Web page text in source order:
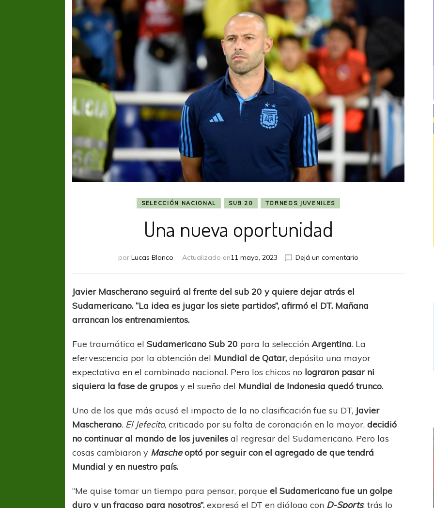
SELECCIÓN NACIONAL SUB 20 TORNEOS JUVENILES
Una nueva oportunidad
por Lucas Blanco Actualizado en11 mayo, 2023 Dejá un comentario
Javier Mascherano seguirá al frente del sub 20 y quiere dejar atrás el
Sudamericano. “La idea es jugar los siete partidos”, afirmó el DT. Mañana
arrancan los entrenamientos.
Fue traumático elSudamericano Sub 20 para la selecciónArgentina. La
efervescencia por la obtención del Mundial de Qatar, depósito una mayor
expectativa en el combinado nacional. Pero los chicos no lograron pasar ni
siquiera la fase de grupos y el sueño del Mundial de Indonesia quedó trunco.
Uno de los que más acusó el impacto de la no clasificación fue su DT, Javier
Mascherano. El Jefecito, criticado por su falta de coronación en la mayor,decidió
no continuar al mando de los juveniles al regresar del Sudamericano. Pero las
cosas cambiaron y Mascheoptó por seguir con el agregado de que tendrá
Mundial y en nuestro país.
“Me quise tomar un tiempo para pensar, porqueel Sudamericano fue un golpe
duro y un fracaso para nosotros”, expresó el DT en diálogo con D-Sports, trás lo